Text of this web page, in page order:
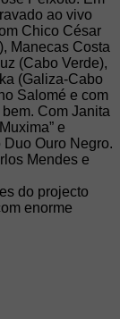
ao vivo
Chico César
Manecas Costa
(Cabo Verde),
(Galiza-Cabo
Salomé e com
Com Janita
e
Duo Ouro Negro.
Mendes e
do projecto
enorme